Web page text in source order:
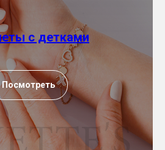
с детками
Посмотреть